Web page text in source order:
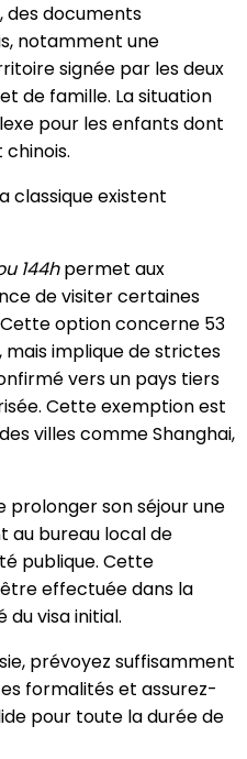
des documents
notamment une
signée par les deux
de famille. La situation
pour les enfants dont
classique existent
144hpermet aux
de visiter certaines
Cette option concerne 53
implique de strictes
vers un pays tiers
Cette exemption est
villes comme Shanghai,
prolonger son séjour une
au bureau local de
publique. Cette
effectuée dans la
visa initial.
prévoyez suffisamment
formalités et assurez-
pour toute la durée de